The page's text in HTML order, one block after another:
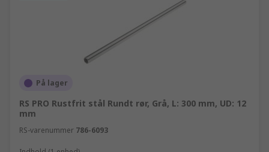
På lager
RS PRO Rustfrit stål Rundt rør, Grå, L: 300 mm, UD: 12
mm
RS-varenummer 786-6093